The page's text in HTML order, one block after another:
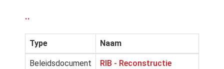
..
Type Naam
Beleidsdocument
RIB - Reconstructie